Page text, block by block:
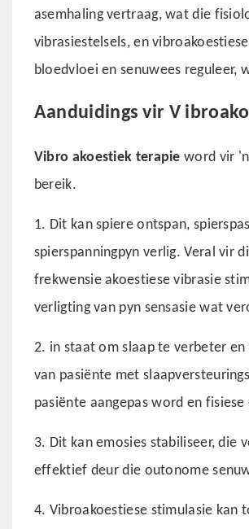
asemhaling vertraag, wat die
vibrasiestelsels, en
bloedvloei en senuwees reguleer,
Aanduidings vir V
Vibro akoestiek terapieword vir
bereik.
1. Dit kan spiere ontspan,
spierspanningpyn verlig. Veral vir
frekwensie akoestiese vibrasie
verligting van pyn sensasie wat
2. in staat om slaap te verbeter
van pasiënte met
pasiënte aangepas word en
3. Dit kan emosies stabiliseer, die
effektief deur die outonome
4. Vibroakoestiese stimulasie kan